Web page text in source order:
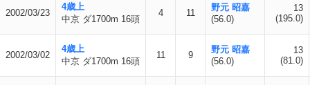
2002/03/23
4歳上
中京 ダ1700m 16頭
4 11
野元 昭嘉
(56.0)
13
(195.0)
2002/03/02
4歳上
中京 ダ1700m 16頭
11 9
野元 昭嘉
(56.0)
13
(81.0)